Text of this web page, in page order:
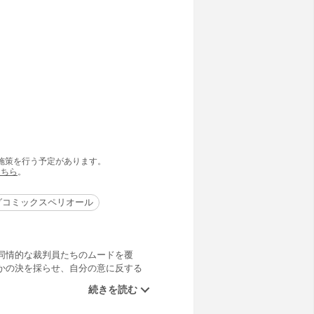
を行う予定があります。
ら 。
コミックスペリオール
情的な裁判員たちのムードを覆
の決を採らせ、自分の意に反する